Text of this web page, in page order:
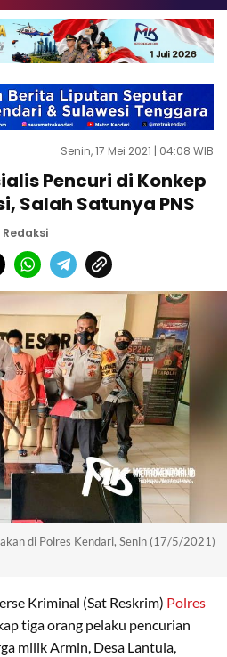
Senin, 17 Mei 2021 | 04:08 WIB
Pencuri di Konkep
Salah Satunya PNS
Redaksi
di Polres Kendari, Senin (17/5/2021)
Kriminal (Sat Reskrim) Polres
tiga orang pelaku pencurian
milik Armin, Desa Lantula,